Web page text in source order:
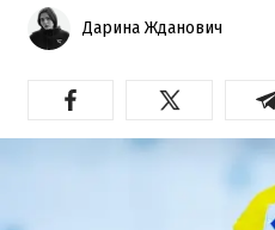
Дарина Жданович